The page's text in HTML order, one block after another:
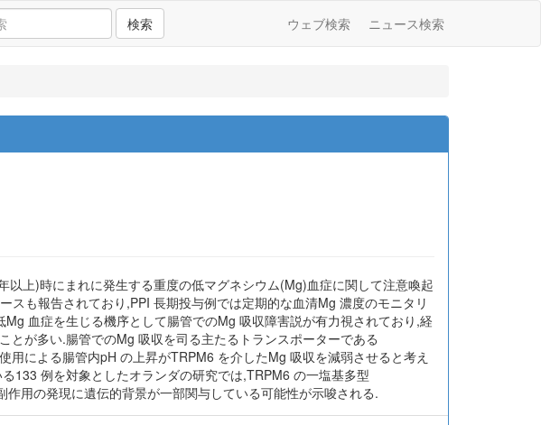
検索 ウェブ検索 ニュース検索
上)時にまれに発生する重度の低マグネシウム(Mg)血症に関して注意喚起
も報告されており,PPI 長期投与例では定期的な血清Mg 濃度のモニタリ
血症を生じる機序として腸管でのMg 吸収障害説が有力視されており,経
が多い.腸管でのMg 吸収を司る主たるトランスポーターである
による腸管内pH の上昇がTRPM6 を介したMg 吸収を減弱させると考え
133 例を対象としたオランダの研究では,TRPM6 の一塩基多型
用の発現に遺伝的背景が一部関与している可能性が示唆される.